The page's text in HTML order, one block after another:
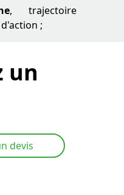
, trajectoire
;
un
devis